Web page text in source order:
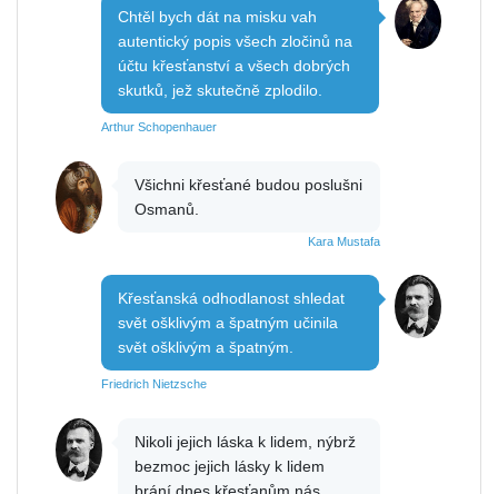
Chtěl bych dát na misku vah
autentický popis všech zločinů na
účtu křesťanství a všech dobrých
skutků, jež skutečně zplodilo.
Arthur Schopenhauer
Všichni křesťané budou poslušni
Osmanů.
Kara Mustafa
Křesťanská odhodlanost shledat
svět ošklivým a špatným učinila
svět ošklivým a špatným.
Friedrich Nietzsche
Nikoli jejich láska k lidem, nýbrž
bezmoc jejich lásky k lidem
brání dnes křesťanům nás